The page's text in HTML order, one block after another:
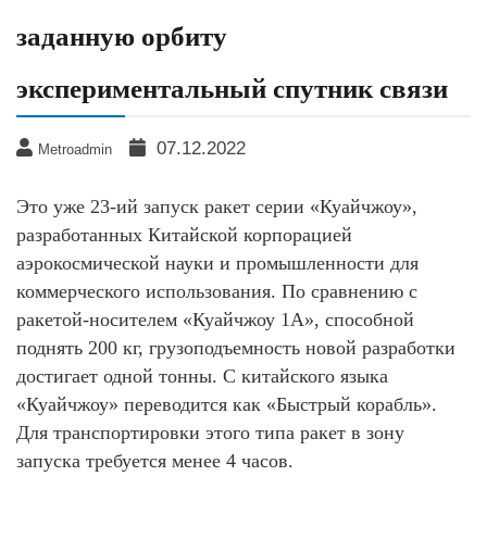
заданную орбиту
экспериментальный спутник связи
Metroadmin 07.12.2022
Это уже 23-ий запуск ракет серии «Куайчжоу»,
разработанных Китайской корпорацией
аэрокосмической науки и промышленности для
коммерческого использования. По сравнению с
ракетой-носителем «Куайчжоу 1А», способной
поднять 200 кг, грузоподъемность новой разработки
достигает одной тонны. С китайского языка
«Куайчжоу» переводится как «Быстрый корабль».
Для транспортировки этого типа ракет в зону
запуска требуется менее 4 часов.